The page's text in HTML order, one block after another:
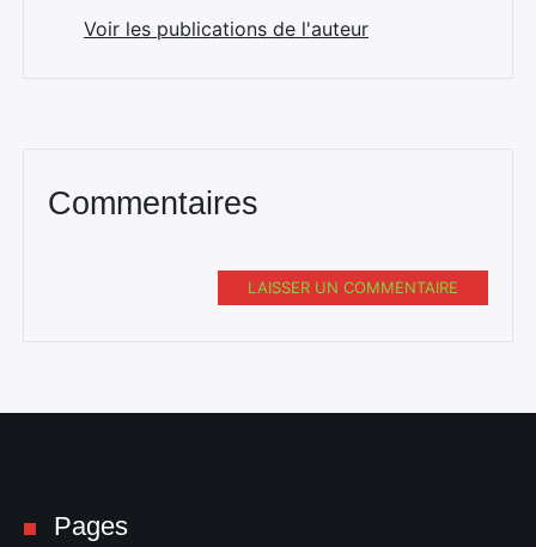
Voir les publications de l'auteur
Commentaires
LAISSER UN COMMENTAIRE
Pages